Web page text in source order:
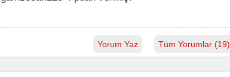
Yorum Yaz Tüm Yorumlar (19)